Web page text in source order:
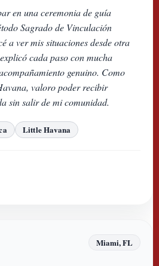
en una ceremonia de guía
Sagrado de Vinculación
a ver mis situaciones desde otra
cada paso con mucha
genuino. Como
valoro poder recibir
sin salir de mi comunidad.
Little Havana
Miami, FL